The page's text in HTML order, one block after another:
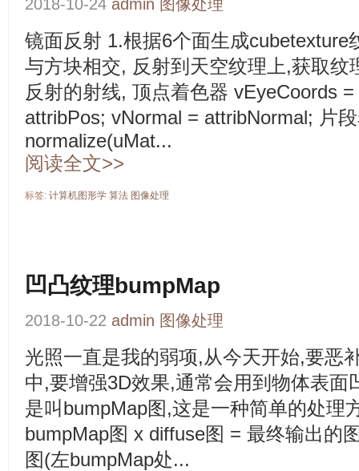
2018-10-24 admin 图像处理
镜面反射 1.根据6个面生成cubetexture
与方块相交, 反射到天空纹理上,获取纹
反射的射线, 顶点着色器 vEyeCoords
attribPos; vNormal = attribNormal; 片
normalize(uMat...
阅读全文>>
标签: 计算机图形学 算法 图像处理
凹凸纹理bumpMap
2018-10-22 admin 图像处理
光照一直是我的弱项,从今天开始,要恶
中,要增强3D效果,通常会用到物体表面
是叫bumpMap图,这是一种简单的处理
bumpMap图 x diffuse图 = 最终输出的
图(左bumpMap处...